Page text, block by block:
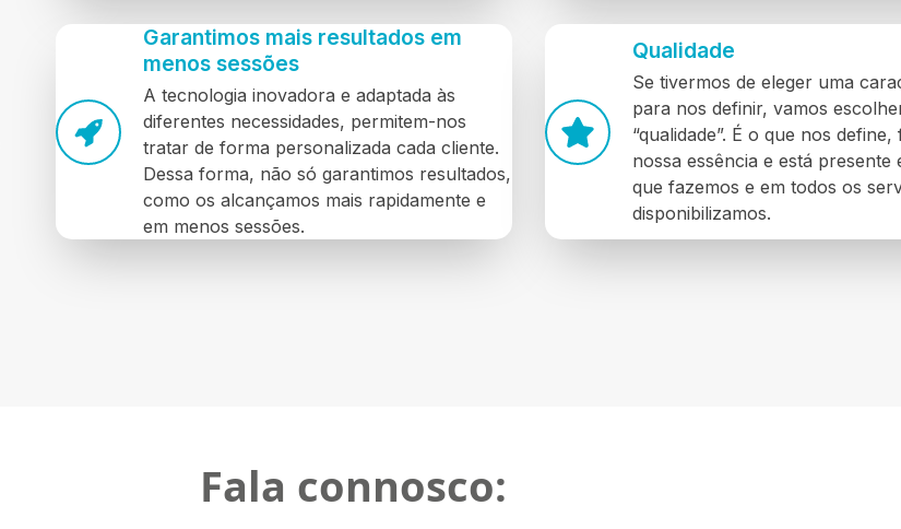
Garantimos mais resultados em
menos sessões
A tecnologia inovadora e adaptada às
diferentes necessidades, permitem-nos
tratar de forma personalizada cada cliente.
Dessa forma, não só garantimos resultados,
como os alcançamos mais rapidamente e
em menos sessões.
Qualidade
Se tivermos de eleger uma
para nos definir, vamos
“qualidade”. É o que nos
nossa essência e está presente
que fazemos e em todos os
disponibilizamos.
Fala connosco: